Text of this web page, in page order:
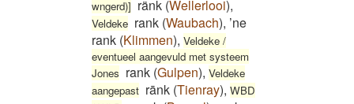
wngerd)] ränk (Wellerlooi),
Veldeke rank (Waubach), ’ne
rank (Klimmen), Veldeke /
eventueel aangevuld met systeem
Jones rank (Gulpen), Veldeke
aangepast rānk (Tienray), WBD